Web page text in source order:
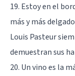
19. Estoy en el
más y más delgado
Louis Pasteur
demuestran sus
20. Un vino es la